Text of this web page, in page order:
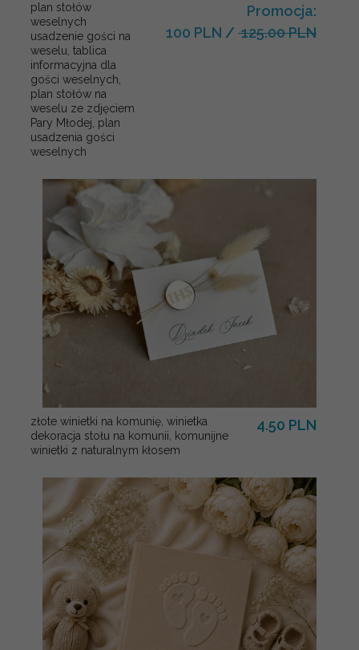
plan stołów
weselnych
usadzenie gości na
weselu, tablica
informacyjna dla
gości weselnych,
plan stołów na
weselu ze zdjęciem
Pary Młodej, plan
usadzenia gości
weselnych
Promocja:
100 PLN / 125.00 PLN
złote winietki na komunię, winietka
dekoracja stołu na komunii, komunijne
winietki z naturalnym kłosem
4.50 PLN